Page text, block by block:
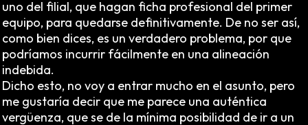
uno del filial, que hagan ficha profesional del primer
equipo, para quedarse definitivamente. De no ser así,
como bien dices, es un verdadero problema, por que
podríamos incurrir fácilmente en una alineación
indebida.
Dicho esto, no voy a entrar mucho en el asunto, pero
me gustaría decir que me parece una auténtica
vergüenza, que se de la mínima posibilidad de ir a un